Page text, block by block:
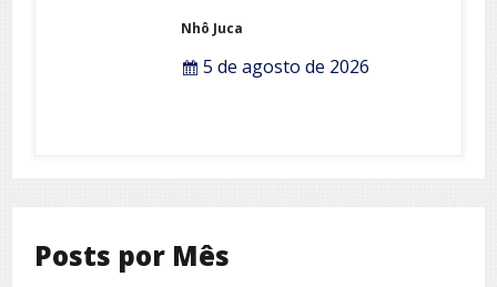
Nhô Juca
5 de agosto de 2026
Posts por Mês